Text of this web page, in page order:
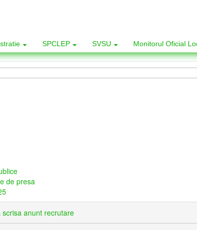
SPCLEP SVSU Monitorul Oficial
de presa
scrisa anunt recrutare